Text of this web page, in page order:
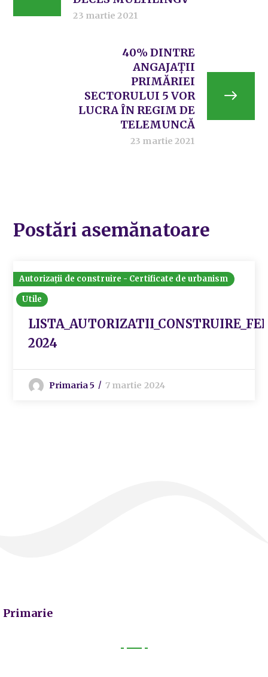
23 martie 2021
40% DINTRE
ANGAJAȚII
PRIMĂRIEI
SECTORULUI 5 VOR
LUCRA ÎN REGIM DE
TELEMUNCĂ
23 martie 2021
Postări asemănatoare
Autorizații de construire - Certificate de urbanism
Utile
2024
Primaria 5 7 martie 2024
Primarie